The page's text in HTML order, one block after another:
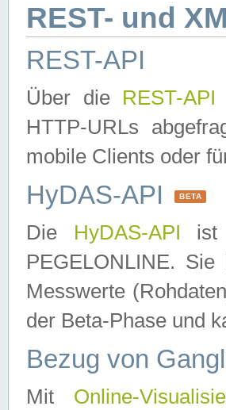
REST- und
REST-API
Über die REST-API
HTTP-URLs
mobile Clients oder
HyDAS-API BETA
Die HyDAS-API ist
PEGELONLINE.
Messwerte
der Beta-Phase und
Bezug von
Mit Online-